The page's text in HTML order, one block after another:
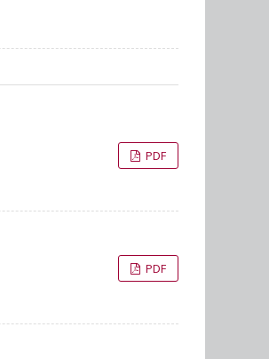
PDF
PDF